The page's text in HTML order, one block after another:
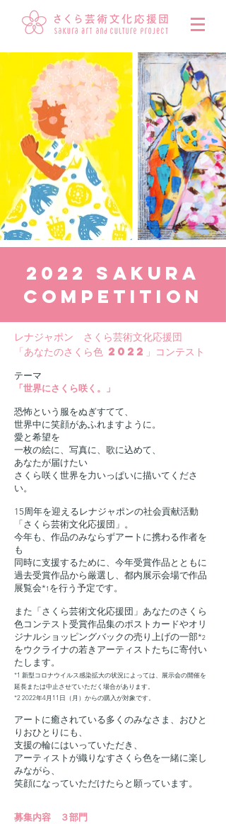
2022 SAKURA
COMPETITION
レナジャポン さくら芸術文化応援団
「あなたのさくら色 2022」コンテスト
テーマ
「世界にさくら咲く。」
恐怖という服をぬぎすてて、
世界中に笑顔があふれますように。
愛と希望を
一枚の絵に、写真に、歌に込めて、
あなたが届けたい
さくら咲く世界を力いっぱいに描いてくださ
い。
15周年を迎えるレナジャポンの社会貢献活動
「さくら芸術文化応援団」。
今年も、 作品のみならずアートに携わる作者を
も
同時に支援するために、 今年受賞作品とともに
過去受賞作品から厳選し、 都内展示会場で作品
展覧会*1 を行う予定です。
また「さくら芸術文化応援団」あなたのさくら
色コンテスト受賞作品集のポストカードやオリ
ジナルショッピングバックの売り上げの一部*2
をウクライナの若きアーティストたちに寄付い
たします。
*1 新型コロナウイルス感染拡大の状況によっては、展示会の開催を
延長または中止させていただく場合があります。
*2 2022年4月11日（月）からの購入が対象です。
アートに癒されている多くのみなさま、おひと
りおひとりにも、
支援の輪にはいっていただき、
アーティストが織りなすさくら色を一緒に楽し
みながら、
笑顔になっていただけたらと願っています。
募集内容 ３部門